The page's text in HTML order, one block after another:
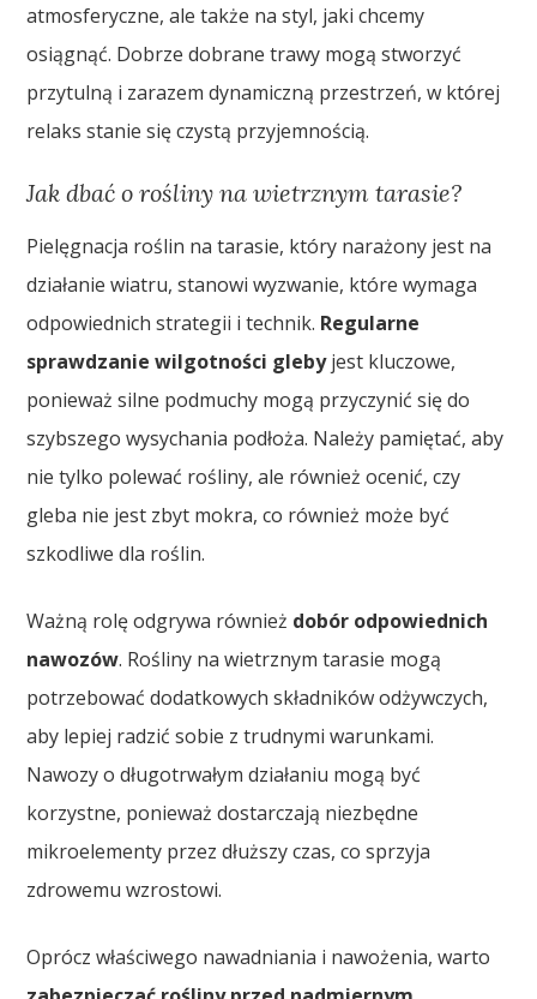
atmosferyczne, ale także na styl, jaki chcemy
osiągnąć. Dobrze dobrane trawy mogą stworzyć
przytulną i zarazem dynamiczną przestrzeń, w której
relaks stanie się czystą przyjemnością.
Jak dbać o rośliny na wietrznym tarasie?
Pielęgnacja roślin na tarasie, który narażony jest na
działanie wiatru, stanowi wyzwanie, które wymaga
odpowiednich strategii i technik. Regularne
sprawdzanie wilgotności glebyjest kluczowe,
ponieważ silne podmuchy mogą przyczynić się do
szybszego wysychania podłoża. Należy pamiętać, aby
nie tylko polewać rośliny, ale również ocenić, czy
gleba nie jest zbyt mokra, co również może być
szkodliwe dla roślin.
Ważną rolę odgrywa również dobór odpowiednich
nawozów. Rośliny na wietrznym tarasie mogą
potrzebować dodatkowych składników odżywczych,
aby lepiej radzić sobie z trudnymi warunkami.
Nawozy o długotrwałym działaniu mogą być
korzystne, ponieważ dostarczają niezbędne
mikroelementy przez dłuższy czas, co sprzyja
zdrowemu wzrostowi.
Oprócz właściwego nawadniania i nawożenia, warto